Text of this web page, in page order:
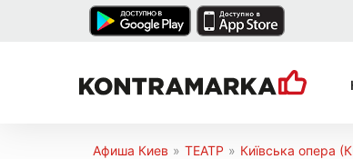
Афиша Киев » ТЕАТР » Київська опера